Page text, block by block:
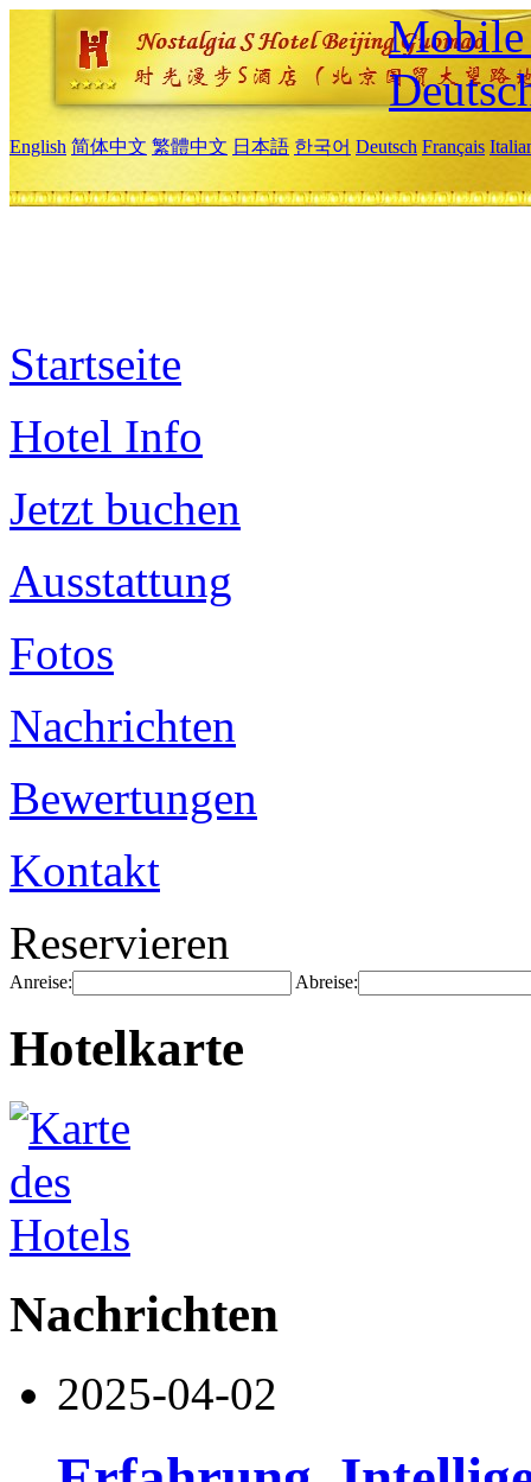
Mobile
English 简体中文 繁體中文 日本語 한국어 Deutsch Français
Startseite
Hotel Info
Jetzt buchen
Ausstattung
Fotos
Nachrichten
Bewertungen
Kontakt
Reservieren
Anreise: Abreise:
Hotelkarte
Nachrichten
2025-04-02